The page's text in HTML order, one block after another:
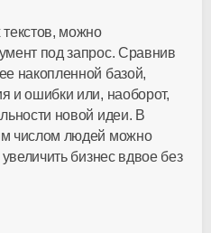
можно
под запрос. Сравнив
накопленной базой,
и ошибки или, наоборот,
новой идеи. В
числом людей можно
бизнес вдвое без